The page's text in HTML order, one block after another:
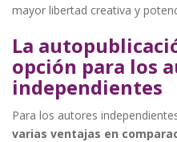
mayor libertad creativa y
La
opción para los
independientes
Para los autores
varias ventajas en